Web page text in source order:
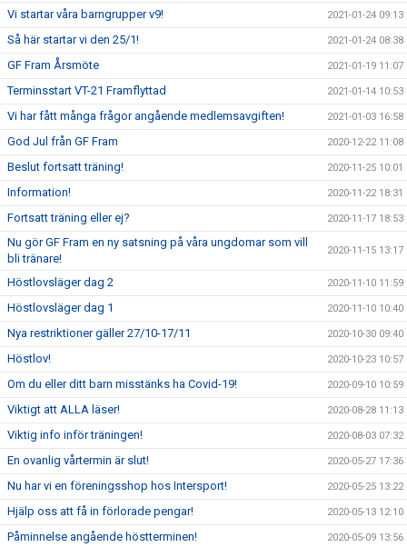
Vi startar våra barngrupper v9! 2021-01-24 09:13
Så här startar vi den 25/1! 2021-01-24 08:38
GF Fram Årsmöte 2021-01-19 11:07
Terminsstart VT-21 Framflyttad 2021-01-14 10:53
Vi har fått många frågor angående medlemsavgiften! 2021-01-03 16:58
God Jul från GF Fram 2020-12-22 11:08
Beslut fortsatt träning! 2020-11-25 10:01
Information! 2020-11-22 18:31
Fortsatt träning eller ej? 2020-11-17 18:53
Nu gör GF Fram en ny satsning på våra ungdomar som vill
bli tränare!
2020-11-15 13:17
Höstlovsläger dag 2 2020-11-10 11:59
Höstlovsläger dag 1 2020-11-10 10:40
Nya restriktioner gäller 27/10-17/11 2020-10-30 09:40
Höstlov! 2020-10-23 10:57
Om du eller ditt barn misstänks ha Covid-19! 2020-09-10 10:59
Viktigt att ALLA läser! 2020-08-28 11:13
Viktig info inför träningen! 2020-08-03 07:32
En ovanlig vårtermin är slut! 2020-05-27 17:36
Nu har vi en föreningsshop hos Intersport! 2020-05-25 13:22
Hjälp oss att få in förlorade pengar! 2020-05-13 12:10
Påminnelse angående höstterminen! 2020-05-09 13:56